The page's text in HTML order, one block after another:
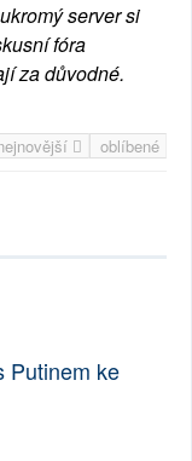
server si
fóra
za důvodné.
oblíbené
Putinem ke